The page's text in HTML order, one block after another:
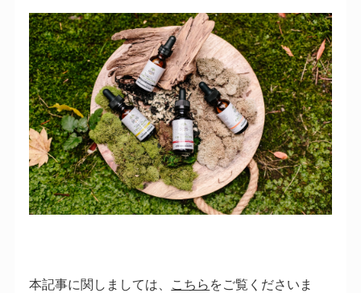
本記事に関しましては、 こちら をご覧くださいま